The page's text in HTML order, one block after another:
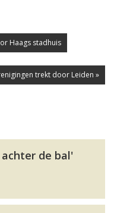
Haags stadhuis
trekt door Leiden »
de bal'